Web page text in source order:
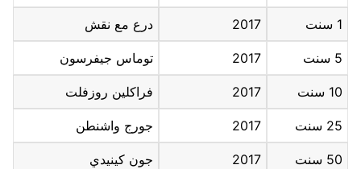
1 سنت 2017 درع مع نقش
5 سنت 2017 توماس جيفرسون
10 سنت 2017 فراكلين روزفلت
25 سنت 2017 جورج واشنطن
50 سنت 2017 جون كينيدي